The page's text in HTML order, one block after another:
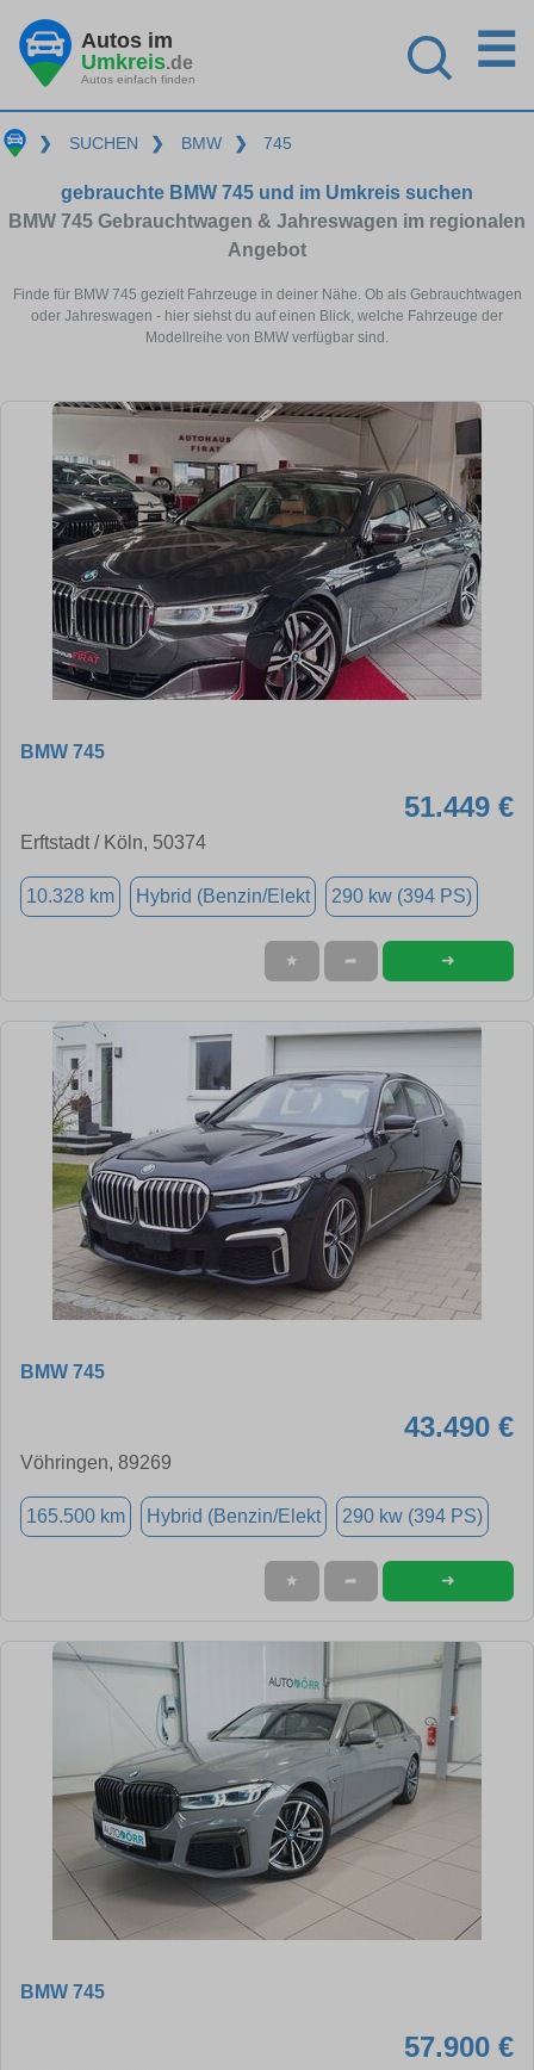
Autos im
Umkreis.de
Autos einfach finden
☰
❯ SUCHEN ❯ BMW ❯ 745
gebrauchte BMW 745 und im Umkreis suchen
BMW 745 Gebrauchtwagen & Jahreswagen im regionalen
Angebot
Finde für BMW 745 gezielt Fahrzeuge in deiner Nähe. Ob als Gebrauchtwagen
oder Jahreswagen - hier siehst du auf einen Blick, welche Fahrzeuge der
Modellreihe von BMW verfügbar sind.
BMW 745
51.449 €
Erftstadt / Köln, 50374
10.328 km Hybrid (Benzin/Elekt 290 kw (394 PS)
★ ➦ ➜
BMW 745
43.490 €
Vöhringen, 89269
165.500 km Hybrid (Benzin/Elekt 290 kw (394 PS)
★ ➦ ➜
BMW 745
57.900 €